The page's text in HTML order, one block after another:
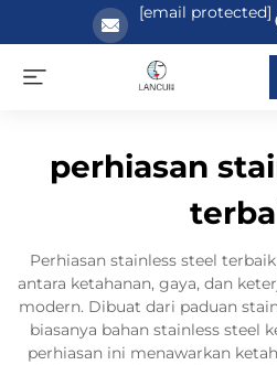
[email protected]
perhiasan
Perhiasan stainless steel
antara ketahanan, gaya, dan
modern. Dibuat dari paduan
biasanya bahan stainless steel
perhiasan ini menawarkan